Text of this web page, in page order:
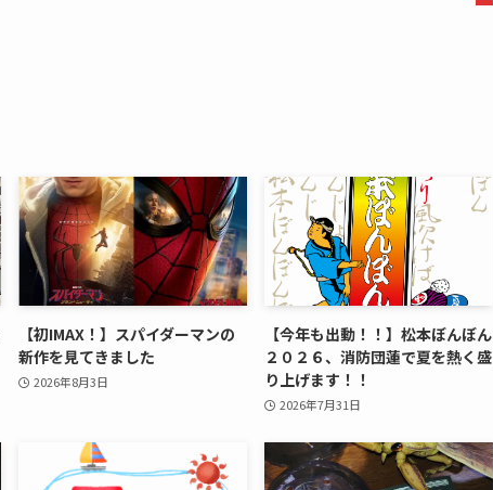
【初IMAX！】スパイダーマンの
新作を見てきました
2026年8月3日
【今年も出動！！】松本ぼんぼん
２０２６、消防団蓮で夏を熱く盛
り上げます！！
2026年7月31日